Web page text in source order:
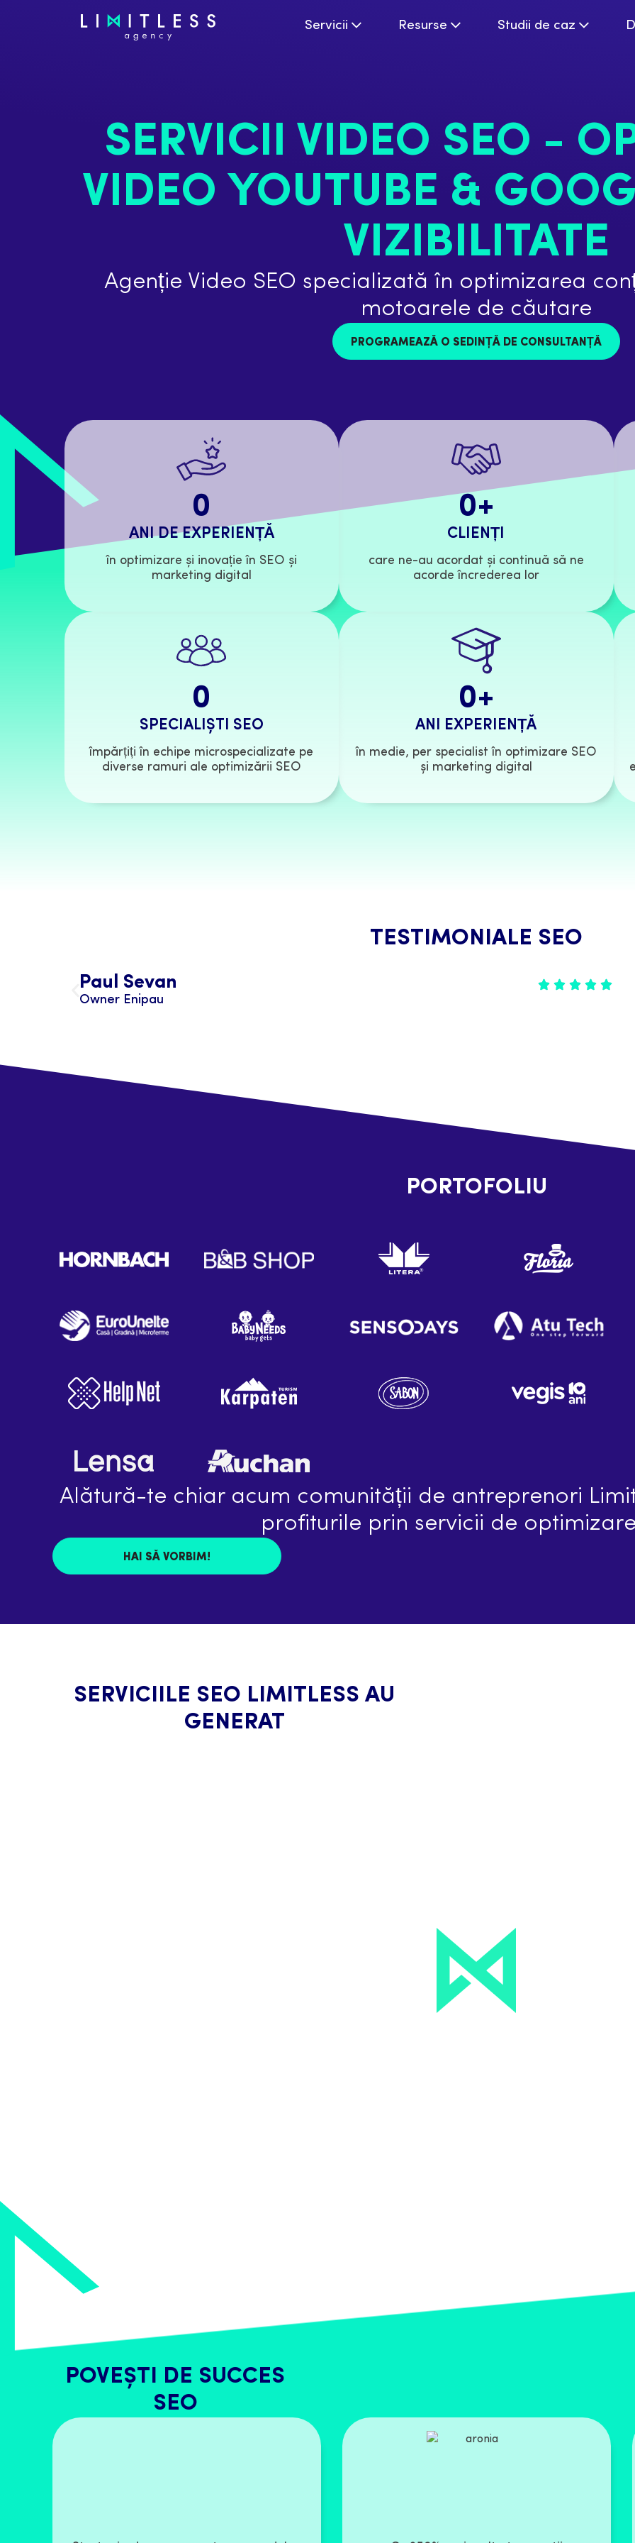
Servicii Resurse Studii de caz
SERVICII VIDEO SEO -
VIDEO YOUTUBE &
VIZIBILITATE
Agenție Video SEO specializată în optimizarea
motoarele de căutare
PROGRAMEAZĂ O SEDINȚĂ DE CONSULTANȚĂ
ANI DE EXPERIENȚĂ
0
în optimizare și inovație în SEO și
marketing digital
CLIENȚI
0+
care ne-au acordat și continuă să ne
acorde încrederea lor
SPECIALIȘTI SEO
0
împărțiți în echipe microspecializate pe
diverse ramuri ale optimizării SEO
ANI EXPERIENȚĂ
0+
în medie, per specialist în optimizare SEO
și marketing digital
TESTIMONIALE SEO
Paul Sevan
Owner Enipau
PORTOFOLIU
Alătură-te chiar acum comunității de antreprenori
profiturile prin servicii de optimizare
HAI SĂ VORBIM!
SERVICIILE SEO LIMITLESS AU
GENERAT
POVEȘTI DE SUCCES
SEO